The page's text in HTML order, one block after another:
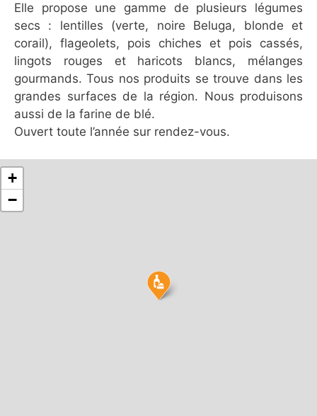
Elle propose une gamme de plusieurs légumes
secs : lentilles (verte, noire Beluga, blonde et
corail), flageolets, pois chiches et pois cassés,
lingots rouges et haricots blancs, mélanges
gourmands. Tous nos produits se trouve dans les
grandes surfaces de la région. Nous produisons
aussi de la farine de blé.
Ouvert toute l’année sur rendez-vous.
+
−